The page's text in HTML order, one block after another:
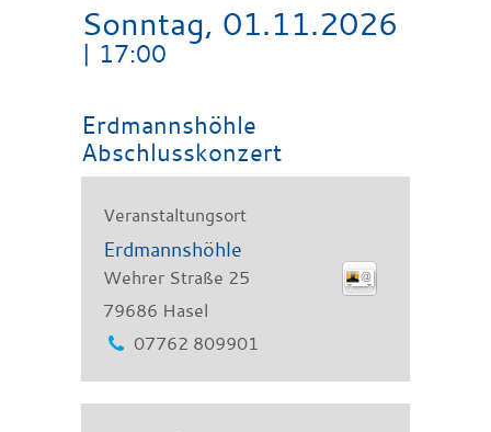
Sonntag, 01.11.2026
| 17:00
Erdmannshöhle
Abschlusskonzert
Veranstaltungsort
Erdmannshöhle
Wehrer Straße 25
79686 Hasel
07762 809901